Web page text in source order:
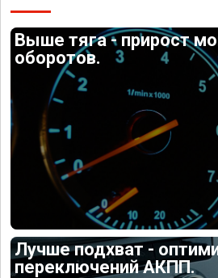
Выше тяга - прирост
оборотов.
Лучше подхват -
переключений АКПП.